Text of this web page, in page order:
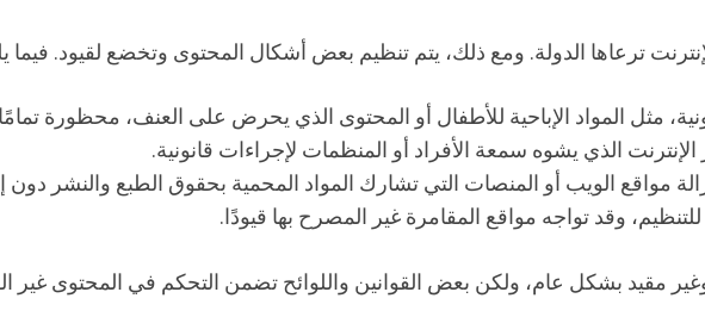
ترعاها الدولة. ومع ذلك، يتم تنظيم بعض أشكال المحتوى وتخضع لقيود. فيما
مثل المواد الإباحية للأطفال أو المحتوى الذي يحرض على العنف، محظورة
الذي يشوه سمعة الأفراد أو المنظمات لإجراءات قانونية.
مواقع الويب أو المنصات التي تشارك المواد المحمية بحقوق الطبع والنشر دون
وقد تواجه مواقع المقامرة غير المصرح بها قيودًا.
مقيد بشكل عام، ولكن بعض القوانين واللوائح تضمن التحكم في المحتوى غير